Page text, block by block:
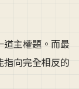
道主權題。而最
向完全相反的